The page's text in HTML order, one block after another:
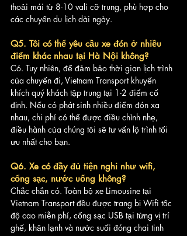
thoải mái từ 8-10 vali cỡ trung, phù hợp cho
các chuyến du lịch dài ngày.
Q5. Tôi có thể yêu cầu xe đón ở nhiều
điểm khác nhau tại Hà Nội không?
Có. Tuy nhiên, để đảm bảo thời gian lịch trình
của chuyến đi, Vietnam Transport khuyến
khích quý khách tập trung tại 1-2 điểm cố
định. Nếu có phát sinh nhiều điểm đón xa
nhau, chi phí có thể được điều chỉnh nhẹ,
điều hành của chúng tôi sẽ tư vấn lộ trình tối
ưu nhất cho bạn.
Q6. Xe có đầy đủ tiện nghi như wifi,
cổng sạc, nước uống không?
Chắc chắn có. Toàn bộ xe Limousine tại
Vietnam Transport đều được trang bị Wifi tốc
độ cao miễn phí, cổng sạc USB tại từng vị trí
ghế, khăn lạnh và nước suối đóng chai tinh